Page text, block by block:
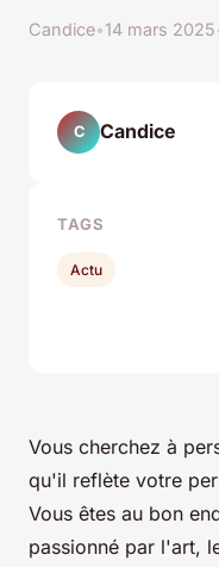
Candice•14 mars 2025
Vous cherchez à
qu'il reflète votre
Vous êtes au bon
passionné par l'art,
C Candice
TAGS
Actu